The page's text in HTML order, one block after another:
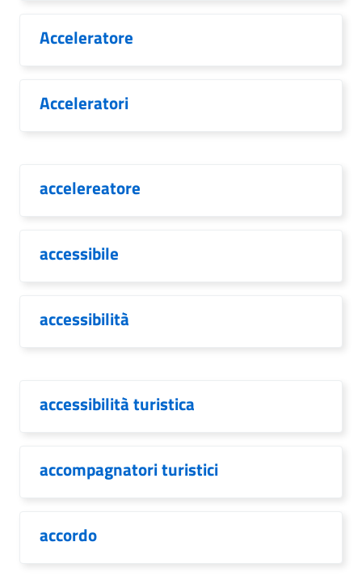
Acceleratore
Acceleratori
accelereatore
accessibile
accessibilità
accessibilità turistica
accompagnatori turistici
accordo